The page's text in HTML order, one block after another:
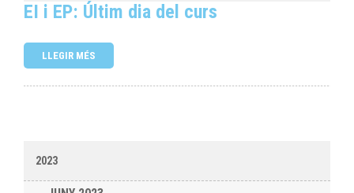
EI i EP: Últim dia del curs
LLEGIR MÉS
2023